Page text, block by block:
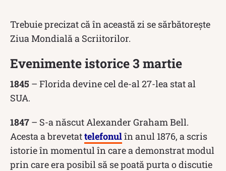
Trebuie precizat că în această zi se sărbătorește
Ziua Mondială a Scriitorilor.
Evenimente istorice 3 martie
1845 – Florida devine cel de-al 27-lea stat al
SUA.
1847 – S-a născut Alexander Graham Bell.
Acesta a brevetattelefonulîn anul 1876, a scris
istorie în momentul în care a demonstrat modul
prin care era posibil să se poată purta o discutie